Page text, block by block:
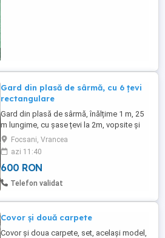
Gard din plasă de sârmă, cu 6 țevi
rectangulare
Gard din plasă de sârmă, înălțime 1 m, 25
m lungime, cu șase țevi la 2m, vopsite și
cu capace. Toate noi, pachet sigilat . In
Focșani, livrez personal. In alta localitate,
nu plătesc transportul.
Focsani, Vrancea
azi 11:40
600 RON
Telefon validat
Covor și două carpete
Covor și doua carpete, set, același model,